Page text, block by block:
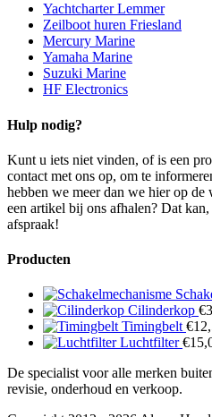
Yachtcharter Lemmer
Zeilboot huren Friesland
Mercury Marine
Yamaha Marine
Suzuki Marine
HF Electronics
Hulp nodig?
Kunt u iets niet vinden, of is een
contact met ons op, om te
hebben we meer dan we hier op
een artikel bij ons afhalen? Dat kan,
afspraak!
Producten
Cilinderkop €
Timingbelt €
Luchtfilter €
De specialist voor alle merken
revisie, onderhoud en verkoop.